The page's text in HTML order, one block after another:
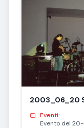
2003_06_20
Eventi:
Evento del